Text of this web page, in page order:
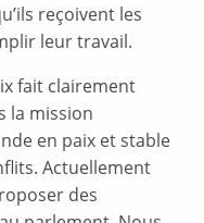
reçoivent les
leur travail.
fait clairement
la mission
en paix et stable
Actuellement
des